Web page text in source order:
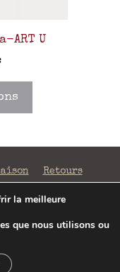
ART U
Retours
| SIRET 797 938
Portier
la meilleure
que nous utilisons ou